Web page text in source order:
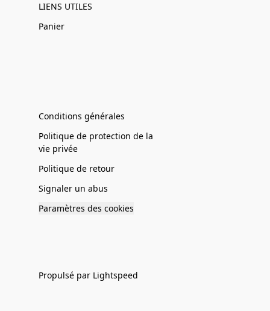
LIENS UTILES
Panier
Conditions générales
Politique de protection de la
vie privée
Politique de retour
Signaler un abus
Paramètres des cookies
Propulsé par Lightspeed